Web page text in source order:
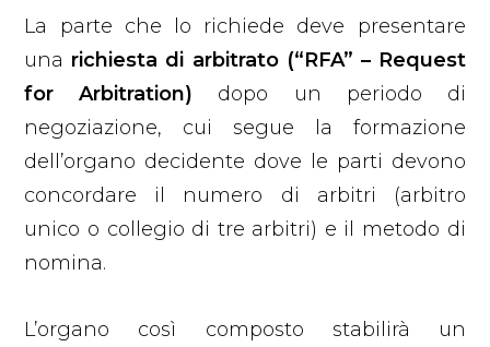
La parte che lo richiede deve presentare
una richiesta di arbitrato (“RFA” – Request
for Arbitration) dopo un periodo di
negoziazione, cui segue la formazione
dell’organo decidente dove le parti devono
concordare il numero di arbitri (arbitro
unico o collegio di tre arbitri) e il metodo di
nomina.
L’organo così composto stabilirà un